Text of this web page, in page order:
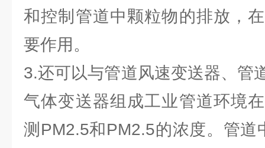
和控制管道中颗粒物的排放，
要作用。
3.还可以与管道风速变送器、管
气体变送器组成工业管道环境
测PM2.5和PM2.5的浓度。管道